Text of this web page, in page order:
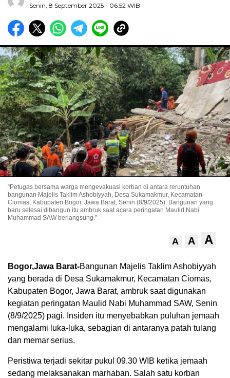
Senin, 8 September 2025 - 06:52 WIB
“Petugas bersama warga mengevakuasi korban di antara reruntuhan
bangunan Majelis Taklim Ashobiyyah, Desa Sukamakmur, Kecamatan
Ciomas, Kabupaten Bogor, Jawa Barat, Senin (8/9/2025). Bangunan yang
baru selesai dibangun itu ambruk saat acara peringatan Maulid Nabi
Muhammad SAW berlangsung.”
A A A
Bogor,Jawa Barat-Bangunan Majelis Taklim Ashobiyyah
yang berada di Desa Sukamakmur, Kecamatan Ciomas,
Kabupaten Bogor, Jawa Barat, ambruk saat digunakan
kegiatan peringatan Maulid Nabi Muhammad SAW, Senin
(8/9/2025) pagi. Insiden itu menyebabkan puluhan jemaah
mengalami luka-luka, sebagian di antaranya patah tulang
dan memar serius.
Peristiwa terjadi sekitar pukul 09.30 WIB ketika jemaah
sedang melaksanakan marhaban. Salah satu korban